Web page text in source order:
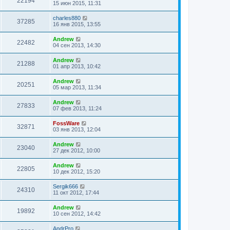
15 июн 2015, 11:31
37285
charles880
16 янв 2015, 13:55
22482
Andrew
04 сен 2013, 14:30
21288
Andrew
01 апр 2013, 10:42
20251
Andrew
05 мар 2013, 11:34
27833
Andrew
07 фев 2013, 11:24
32871
FossWare
03 янв 2013, 12:04
23040
Andrew
27 дек 2012, 10:00
22805
Andrew
10 дек 2012, 15:20
24310
Sergik666
11 окт 2012, 17:44
19892
Andrew
10 сен 2012, 14:42
AndrPro